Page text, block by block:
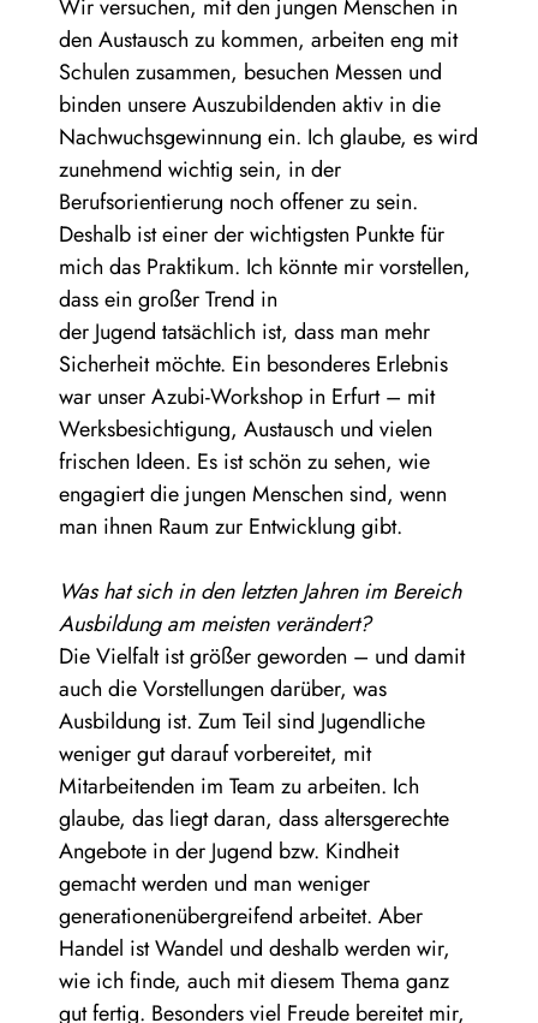
Wir versuchen, mit den jungen Menschen in
den Austausch zu kommen, arbeiten eng mit
Schulen zusammen, besuchen Messen und
binden unsere Auszubildenden aktiv in die
Nachwuchsgewinnung ein. Ich glaube, es wird
zunehmend wichtig sein, in der
Berufsorientierung noch offener zu sein.
Deshalb ist einer der wichtigsten Punkte für
mich das Praktikum. Ich könnte mir vorstellen,
dass ein großer Trend in
der Jugend tatsächlich ist, dass man mehr
Sicherheit möchte. Ein besonderes Erlebnis
war unser Azubi-Workshop in Erfurt – mit
Werksbesichtigung, Austausch und vielen
frischen Ideen. Es ist schön zu sehen, wie
engagiert die jungen Menschen sind, wenn
man ihnen Raum zur Entwicklung gibt.
Was hat sich in den letzten Jahren im Bereich
Ausbildung am meisten verändert?
Die Vielfalt ist größer geworden – und damit
auch die Vorstellungen darüber, was
Ausbildung ist. Zum Teil sind Jugendliche
weniger gut darauf vorbereitet, mit
Mitarbeitenden im Team zu arbeiten. Ich
glaube, das liegt daran, dass altersgerechte
Angebote in der Jugend bzw. Kindheit
gemacht werden und man weniger
generationenübergreifend arbeitet. Aber
Handel ist Wandel und deshalb werden wir,
wie ich finde, auch mit diesem Thema ganz
gut fertig. Besonders viel Freude bereitet mir,